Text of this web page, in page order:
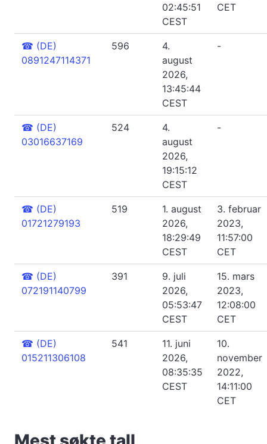
02:45:51
CEST
CET
☎ (DE)
0891247114371
596
4.
august
2026,
13:45:44
CEST
-
☎ (DE)
03016637169
524
4.
august
2026,
19:15:12
CEST
-
☎ (DE)
01721279193
519
1. august
2026,
18:29:49
CEST
3. februar
2023,
11:57:00
CET
☎ (DE)
072191140799
391
9. juli
2026,
05:53:47
CEST
15. mars
2023,
12:08:00
CET
☎ (DE)
015211306108
541
11. juni
2026,
08:35:35
CEST
10.
november
2022,
14:11:00
CET